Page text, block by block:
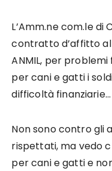
L’Amm.ne com.le di
contratto d’affitto
ANMIL, per
per cani e gatti i
difficoltà finanziarie…
Non sono contro gli
rispettati, ma vedo
per cani e gatti e